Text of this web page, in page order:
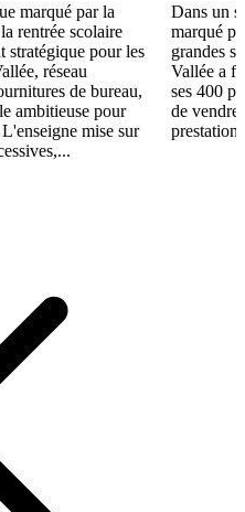
marqué par la
rentrée scolaire
stratégique pour les
réseau
de bureau,
ambitieuse pour
mise sur
Dans un
marqué
grandes
Vallée a
ses 400
de vendre